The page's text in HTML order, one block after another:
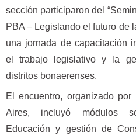
sección participaron del
PBA – Legislando el futuro de
una jornada de capacitación
el trabajo legislativo y la
distritos bonaerenses.
El encuentro, organizado
Aires, incluyó módulos
Educación y gestión de